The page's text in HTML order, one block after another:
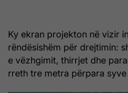
Ky ekran projekton në vizir
rëndësishëm për drejtimin:
e vëzhgimit, thirrjet dhe
rreth tre metra përpara